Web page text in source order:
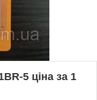
5 ціна за 1